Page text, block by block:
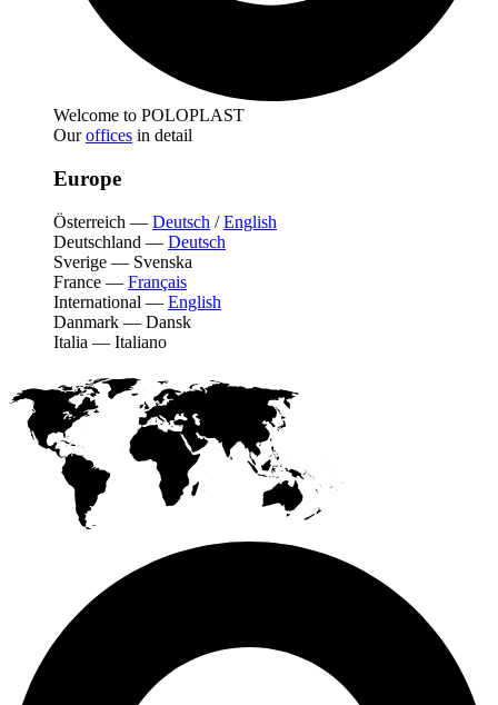
Welcome to POLOPLAST
Ouroffices in detail
Europe
Österreich — Deutsch /English
Deutschland — Deutsch
Sverige — Svenska
France — Français
International — English
Danmark — Dansk
Italia — Italiano